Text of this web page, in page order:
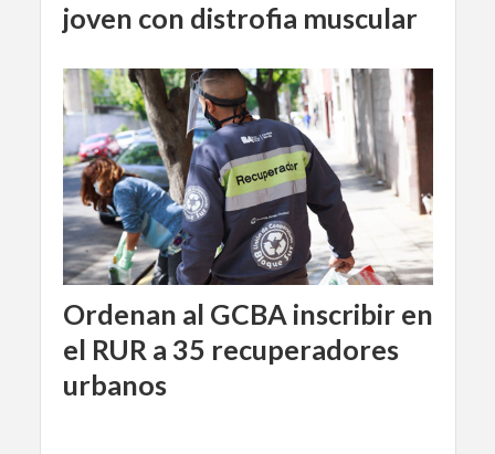
joven con distrofia muscular
Ordenan al GCBA inscribir en
el RUR a 35 recuperadores
urbanos